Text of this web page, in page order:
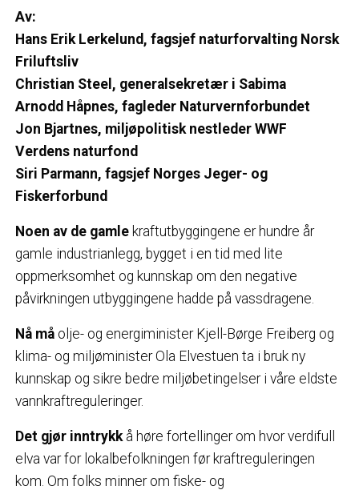
Av:
Hans Erik Lerkelund, fagsjef naturforvalting Norsk
Friluftsliv
Christian Steel, generalsekretær i Sabima
Arnodd Håpnes, fagleder Naturvernforbundet
Jon Bjartnes, miljøpolitisk nestleder WWF
Verdens naturfond
Siri Parmann, fagsjef Norges Jeger- og
Fiskerforbund
Noen av de gamle kraftutbyggingene er hundre år
gamle industrianlegg, bygget i en tid med lite
oppmerksomhet og kunnskap om den negative
påvirkningen utbyggingene hadde på vassdragene.
Nå må olje- og energiminister Kjell-Børge Freiberg og
klima- og miljøminister Ola Elvestuen ta i bruk ny
kunnskap og sikre bedre miljøbetingelser i våre eldste
vannkraftreguleringer.
Det gjør inntrykk å høre fortellinger om hvor verdifull
elva var for lokalbefolkningen før kraftreguleringen
kom. Om folks minner om fiske- og